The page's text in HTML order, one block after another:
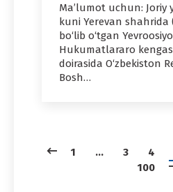
Ma’lumot uchun: Joriy
kuni Yerevan shahrida
bo‘lib o‘tgan Yevroosiyo
Hukumatlararo
doirasida O‘zbekiston
Bosh…
1 … 3 4
100